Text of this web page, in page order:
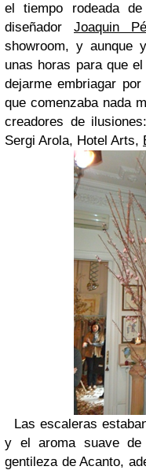
el tiempo rodeada
diseñador Joaquin
showroom, y aunque
unas horas para que
dejarme embriagar
que comenzaba nada
creadores de
Sergi Arola, Hotel Arts,
Las escaleras
y el aroma suave
gentileza de Acanto,